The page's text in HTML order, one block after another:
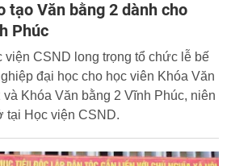
tạo Văn bằng 2 dành cho
Phúc
viện CSND long trọng tổ chức lễ bế
đại học cho học viên Khóa Văn
Khóa Văn bằng 2 Vĩnh Phúc, niên
tại Học viện CSND.